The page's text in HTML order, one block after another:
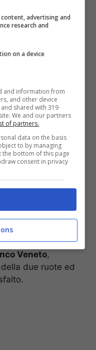
di
mentre
uno scantinato:
uno scantinato:
di 21 anni
è la vittima
di ieri,
strada regionale
, in provincia di
dalle forze
di
in sella alla sua
Veneto,
due ruote ed
advertising and
research and
on a device
and information from
and other device
shared with 319
We and our partners
of partners.
data on the basis
to by managing
the bottom of this page
consent in privacy